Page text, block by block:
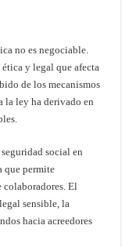
no es negociable.
y legal que afecta
de los mecanismos
la ley ha derivado en
social en
que permite
colaboradores. El
sensible, la
hacia acreedores